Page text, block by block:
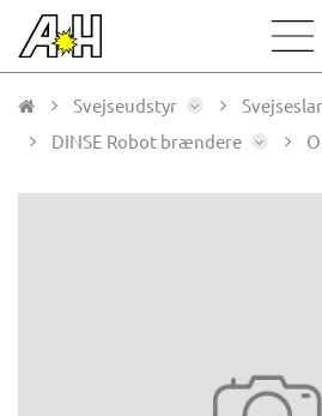
Svejseudstyr
DINSE Robot brændere